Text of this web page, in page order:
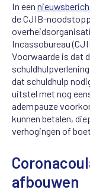
In een
de CJIB-
Incassobureau
Voorwaarde is dat
dat schuldhulp
uitstel met nog
adempauze
kunnen betalen,
verhogingen of
afbouwen